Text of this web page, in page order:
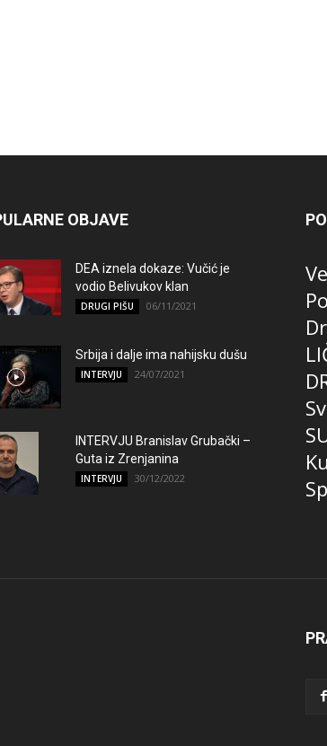
OBJAVE
DEA iznela dokaze: Vučić je
vodio Belivukov klan
DRUGI PIŠU 06/11/2021
Srbija i dalje ima nahijsku dušu
INTERVJU 24/07/2021
INTERVJU Branislav Grubački –
Guta iz Zrenjanina
INTERVJU 30/12/2022